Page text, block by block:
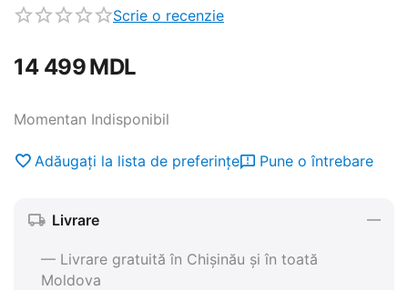
Scrie o recenzie
14 499MDL
Momentan Indisponibil
Adăugați la lista de preferințe Pune o întrebare
Livrare
— Livrare gratuită în Chișinău și în toată
Moldova